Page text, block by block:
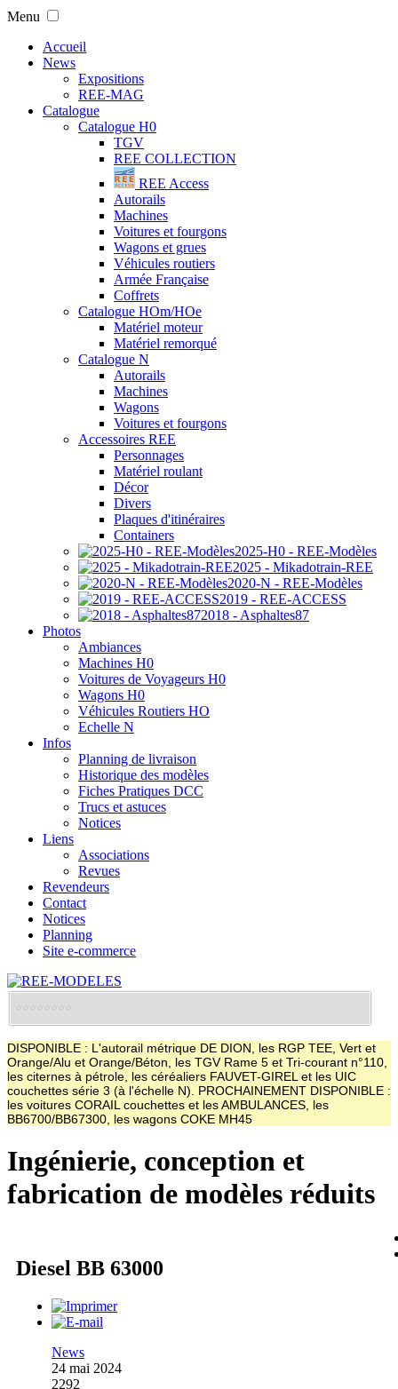
Menu
Accueil
News
Expositions
REE-MAG
Catalogue
Catalogue H0
TGV
REE COLLECTION
REE Access
Autorails
Machines
Voitures et fourgons
Wagons et grues
Véhicules routiers
Armée Française
Coffrets
Catalogue HOm/HOe
Matériel moteur
Matériel remorqué
Catalogue N
Autorails
Machines
Wagons
Voitures et fourgons
Accessoires REE
Personnages
Matériel roulant
Décor
Divers
Plaques d'itinéraires
Containers
2025-H0 - REE-Modèles
2025 - Mikadotrain-REE
2020-N - REE-Modèles
2019 - REE-ACCESS
2018 - Asphaltes87
Photos
Ambiances
Machines H0
Voitures de Voyageurs H0
Wagons H0
Véhicules Routiers HO
Echelle N
Infos
Planning de livraison
Historique des modèles
Fiches Pratiques DCC
Trucs et astuces
Notices
Liens
Associations
Revues
Revendeurs
Contact
Notices
Planning
Site e-commerce
DISPONIBLE : L'autorail métrique DE DION, les RGP TEE, Vert et
Orange/Alu et Orange/Béton, les TGV Rame 5 et Tri-courant n°110,
les citernes à pétrole, les céréaliers FAUVET-GIREL et les UIC
couchettes série 3 (à l'échelle N). PROCHAINEMENT DISPONIBLE :
les voitures CORAIL couchettes et les AMBULANCES, les
BB6700/BB67300, les wagons COKE MH45
Ingénierie, conception et
fabrication de modèles réduits
Diesel BB 63000
News
24 mai 2024
2292